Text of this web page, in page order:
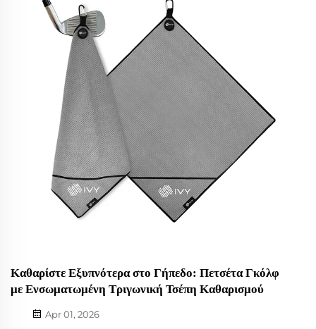
Καθαρίστε Εξυπνότερα στο Γήπεδο: Πετσέτα Γκόλφ
με Ενσωματωμένη Τριγωνική Τσέπη Καθαρισμού
Apr 01, 2026